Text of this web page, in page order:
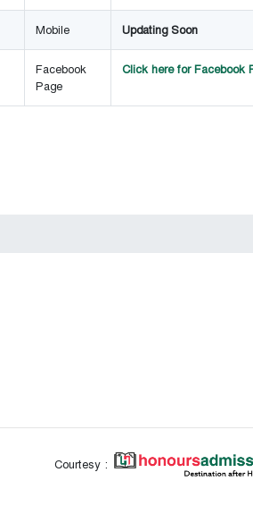
Mobile Updating Soon
Facebook
Page
Click here for Facebook
Courtesy :